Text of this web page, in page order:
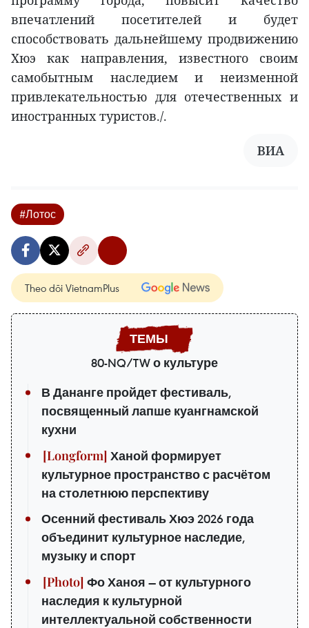
впечатлений посетителей и будет
способствовать дальнейшему продвижению
Хюэ как направления, известного своим
самобытным наследием и неизменной
привлекательностью для отечественных и
иностранных туристов./.
ВИА
#Лотос
Theo dõi VietnamPlus
80-NQ/TW о культуре
В Дананге пройдет фестиваль,
посвященный лапше куангнамской
кухни
Ханой формирует
культурное пространство с расчётом
на столетнюю перспективу
Осенний фестиваль Хюэ 2026 года
объединит культурное наследие,
музыку и спорт
Фо Ханоя — от культурного
наследия к культурной
интеллектуальной собственности